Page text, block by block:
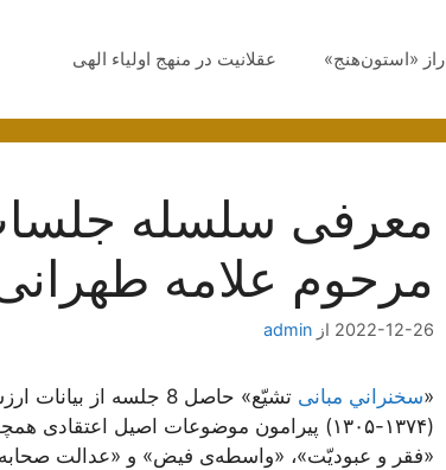
راز «استون‌هنج» عقلانیت در منهج اولیاء الهی
معرفی سلسله
مرحوم علامه
2022-12-26 از admin
«سخنراني مبانی تشیّع» حاصل 8 جلسه از بیانات ارزشمند
(۱۳۷۴-۱۳۰۵) پیرامون موضوعات اصیل
«فقر و عبودیّت»، «واسطه‌ی فیض» و «عدالت